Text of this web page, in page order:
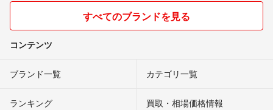
すべてのブランドを見る
コンテンツ
ブランド一覧 カテゴリ一覧
ランキング 買取・相場価格情報